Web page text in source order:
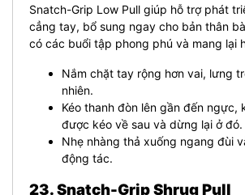
Snatch-Grip Low Pull giúp hỗ trợ phát
cẳng tay, bổ sung ngay cho bản thân
có các buổi tập phong phú và mang lại
Nắm chặt tay rộng hơn vai, lưng
nhiên.
Kéo thanh đòn lên gần đến ngực,
được kéo về sau và dừng lại ở đó.
Nhẹ nhàng thả xuống ngang đùi
động tác.
23. Snatch-Grip Shrug Pull